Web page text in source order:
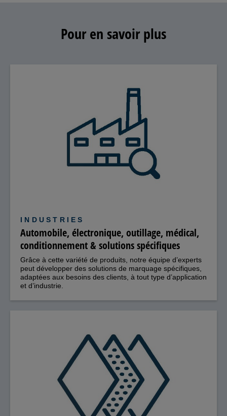
Pour en savoir plus
INDUSTRIES
Automobile, électronique, outillage, médical,
conditionnement & solutions spécifiques
Grâce à cette variété de produits, notre équipe d’experts
peut développer des solutions de marquage spécifiques,
adaptées aux besoins des clients, à tout type d’application
et d’industrie.